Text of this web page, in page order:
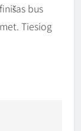
bus
Tiesiog